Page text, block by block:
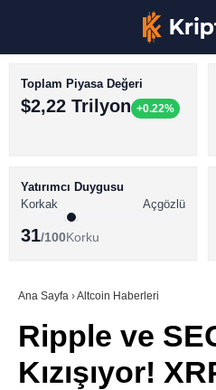
BİTCOİN HABERLERİ
ALTCOİN HABERLERİ
SÖZLÜK
Toplam Piyasa Değeri
$2,22 Trilyon +0.22%
Yatırımcı Duygusu
Korkak
Açgözlü
31/100Korku
Ana Sayfa ›Altcoin Haberleri
Ripple ve
Kızışıyor!